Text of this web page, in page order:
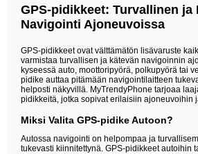
GPS-pidikkeet: Turvallinen ja
Navigointi Ajoneuvoissa
GPS-pidikkeet ovat välttämätön lisävaruste
varmistaa turvallisen ja kätevän navigoinnin
kyseessä auto, moottoripyörä, polkupyörä tai
pidike auttaa pitämään navigointilaitteen
helposti näkyvillä. MyTrendyPhone tarjoaa
pidikkeitä, jotka sopivat erilaisiin ajoneuvoihin
Miksi Valita GPS-pidike Autoon?
Autossa navigointi on helpompaa ja
tukevasti kiinnitettynä. GPS-pidikkeet autoihin